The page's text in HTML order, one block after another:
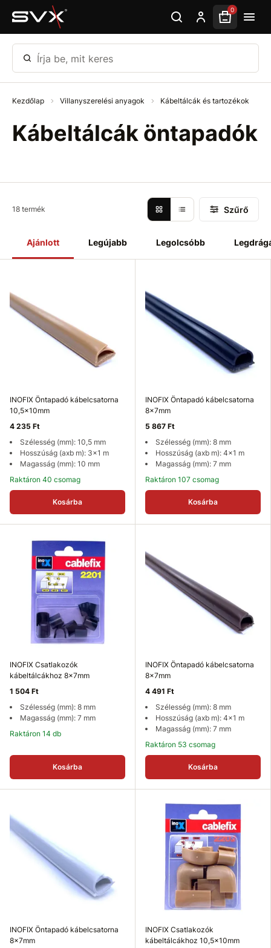
Ugrás az oldal fő részéhez 0
Írja be, mit keres
Kezdőlap Villanyszerelési anyagok Kábeltálcák és tartozékok
Kábeltálcák öntapadók
Ajánlott Legújabb Legolcsóbb
18 termék Szűrő
INOFIX Öntapadó kábelcsatorna
10,5x10mm
4 235 Ft
Szélesség (mm): 10,5 mm
Hosszúság (axb m): 3x1 m
Magasság (mm): 10 mm
Raktáron 40 csomag
Kosárba
INOFIX Öntapadó kábelcsatorna
8x7mm
5 867 Ft
Szélesség (mm): 8 mm
Hosszúság (axb m): 4x1 m
Magasság (mm): 7 mm
Raktáron 107 csomag
Kosárba
INOFIX Csatlakozók
kábeltálcákhoz 8x7mm
1 504 Ft
Szélesség (mm): 8 mm
Magasság (mm): 7 mm
Raktáron 14 db
Kosárba
INOFIX Öntapadó kábelcsatorna
8x7mm
4 491 Ft
Szélesség (mm): 8 mm
Hosszúság (axb m): 4x1 m
Magasság (mm): 7 mm
Raktáron 53 csomag
Kosárba
INOFIX Öntapadó kábelcsatorna
8x7mm
INOFIX Csatlakozók
kábeltálcákhoz 10,5x10mm